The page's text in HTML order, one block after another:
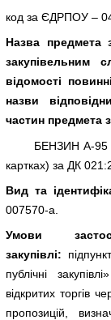
код за ЄДРПОУ –
Назва предмета
закупівельним
відомості
назви
частин предмета
БЕНЗИН А-95 (по
картках) за ДК
Вид та
007570-a.
Умови
закупівлі:
публічні
відкритих торгів
пропозицій,